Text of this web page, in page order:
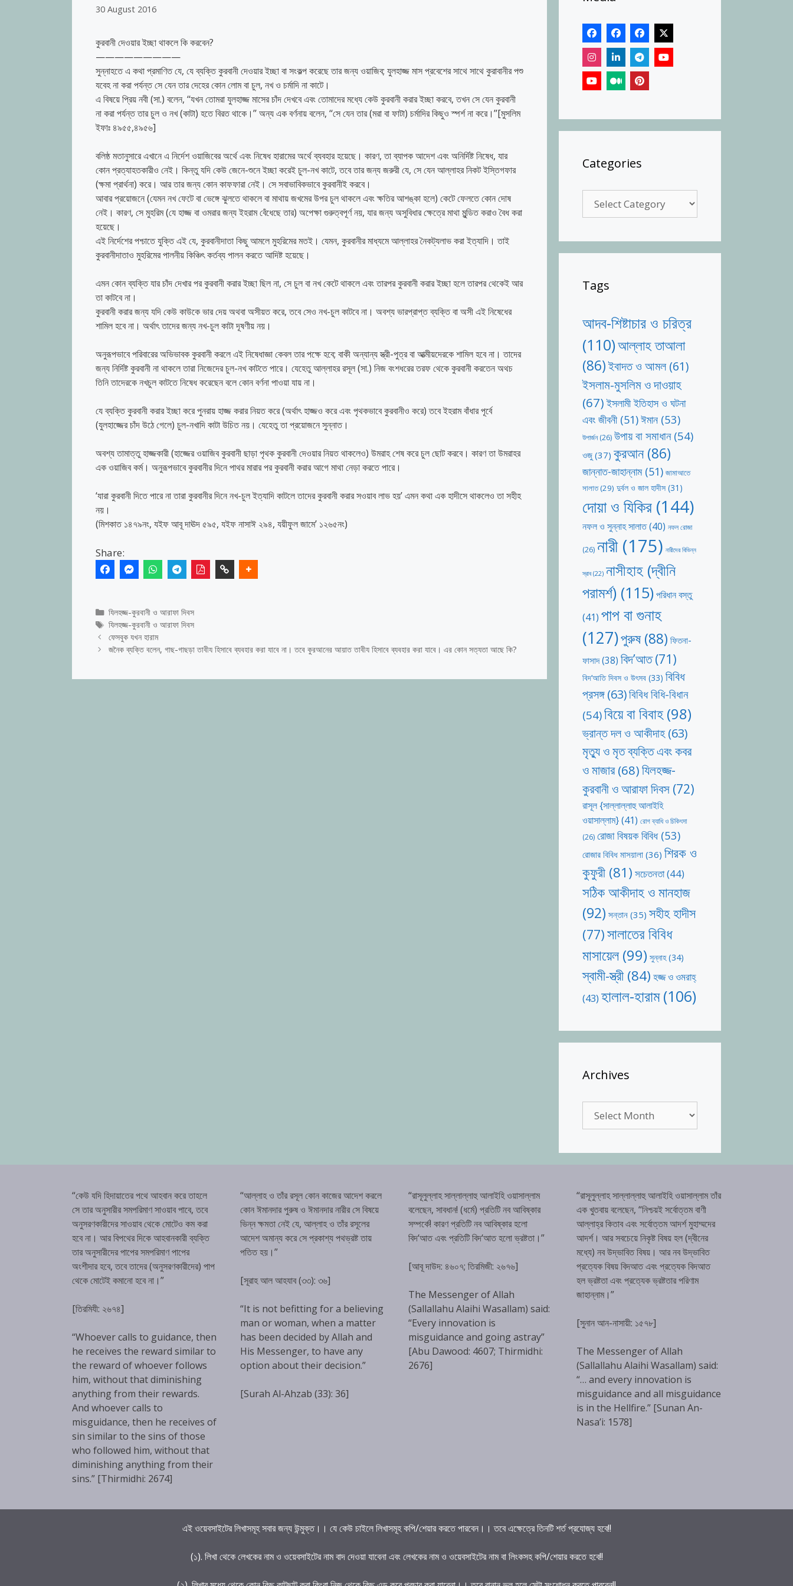
30 August 2016
কুরবানী দেওয়ার ইচ্ছা থাকলে কি করবেন?
—————————
সুন্নাহতে এ কথা প্রমাণিত যে, যে ব্যক্তি কুরবানী দেওয়ার ইচ্ছা বা সংকল্প করেছে তার জন্য ওয়াজিব; যুলহাজ্জ মাস প্রবেশের সাথে সাথে কুরাবানীর পশু
যবেহ না করা পর্যন্ত সে যেন তার দেহের কোন লোম বা চুল, নখ ও চর্মাদি না কাটে।
এ বিষয়ে প্রিয় নবী (সা.) বলেন, ‘‘যখন তোমরা যুলহাজ্জ মাসের চাঁদ দেখবে এবং তোমাদের মধ্যে কেউ কুরবানী করার ইচ্ছা করবে, তখন সে যেন কুরবানী
না করা পর্যন্ত তার চুল ও নখ (কাটা) হতে বিরত থাকে।’’ অন্য এক বর্ণনায় বলেন, ‘‘সে যেন তার (মরা বা ফাটা) চর্মাদির কিছুও স্পর্শ না করে।’’[মুসলিম
ইফাঃ ৪৯৫৫,৪৯৫৬]
বলিষ্ঠ মতানুসারে এখানে এ নির্দেশ ওয়াজিবের অর্থে এবং নিষেধ হারামের অর্থে ব্যবহার হয়েছে। কারণ, তা ব্যাপক আদেশ এবং অনির্দিষ্ট নিষেধ, যার
কোন প্রত্যাহতকারীও নেই। কিন্তু যদি কেউ জেনে-শুনে ইচ্ছা করেই চুল-নখ কাটে, তবে তার জন্য জরুরী যে, সে যেন আল্লাহর নিকট ইস্তিগফার
(ক্ষমা প্রার্থনা) করে। আর তার জন্য কোন কাফফারা নেই। সে সবাভাবিকভাবে কুরবানীই করবে।
আবার প্রয়োজনে (যেমন নখ ফেটে বা ভেঙ্গে ঝুলতে থাকলে বা মাথায় জখমের উপর চুল থাকলে এবং ক্ষতির আশঙ্কা হলে) কেটে ফেলতে কোন দোষ
নেই। কারণ, সে মুহরিম (যে হাজ্জ বা ওমরার জন্য ইহরাম বেঁধেছে তার) অপেক্ষা গুরুত্বপূর্ণ নয়, যার জন্য অসুবিধার ক্ষেত্রে মাথা মুন্ডিত করাও বৈধ করা
হয়েছে।
এই নির্দেশের পশ্চাতে যুক্তি এই যে, কুরবানীদাতা কিছু আমলে মুহরিমের মতই। যেমন, কুরবানীর মাধ্যমে আল্লাহর নৈকট্যলাভ করা ইত্যাদি। তাই
কুরবানীদাতাও মুহরিমের পালনীয় কিঞ্চিৎ কর্তব্য পালন করতে আদিষ্ট হয়েছে।
এমন কোন ব্যক্তি যার চাঁদ দেখার পর কুরবানী করার ইচ্ছা ছিল না, সে চুল বা নখ কেটে থাকলে এবং তারপর কুরবানী করার ইচ্ছা হলে তারপর থেকেই আর
তা কাটবে না।
কুরবানী করার জন্য যদি কেউ কাউকে ভার দেয় অথবা অসীয়ত করে, তবে সেও নখ-চুল কাটবে না। অবশ্য ভারপ্রাপ্ত ব্যক্তি বা অসী এই নিষেধের
শামিল হবে না। অর্থাৎ তাদের জন্য নখ-চুল কাটা দূষণীয় নয়।
অনুরূপভাবে পরিবারের অভিভাবক কুরবানী করলে এই নিষেধাজ্ঞা কেবল তার পক্ষে হবে; বাকী অন্যান্য স্ত্রী-পুত্র বা আত্মীয়দেরকে শামিল হবে না। তাদের
জন্য নির্দিষ্ট কুরবানী না থাকলে তারা নিজেদের চুল-নখ কাটতে পারে। যেহেতু আল্লাহর রসূল (সা.) নিজ বংশধরের তরফ থেকে কুরবানী করতেন অথচ
তিনি তাদেরকে নখচুল কাটতে নিষেধ করেছেন বলে কোন বর্ণনা পাওয়া যায় না।
যে ব্যক্তি কুরবানী করার ইচ্ছা করে পুনরায় হাজ্জ করার নিয়ত করে (অর্থাৎ হাজ্জও করে এবং পৃথকভাবে কুরবানীও করে) তবে ইহরাম বাঁধার পূর্বে
(যুলহাজ্জের চাঁদ উঠে গেলে) চুল-নখাদি কাটা উচিত নয়। যেহেতু তা প্রয়োজনে সুন্নাত।
অবশ্য তামাত্তু হাজ্জকারী (হাজ্জের ওয়াজিব কুরবানী ছাড়া পৃথক কুরবানী দেওয়ার নিয়ত থাকলেও) উমরাহ শেষ করে চুল ছোট করবে। কারণ তা উমরাহর
এক ওয়াজিব কর্ম। অনুরূপভাবে কুরবানীর দিনে পাথর মারার পর কুরবানী করার আগে মাথা নেড়া করতে পারে।
‘যারা কুরবানী দিতে পারে না তারা কুরবানীর দিনে নখ-চুল ইত্যাদি কাটলে তাদের কুরবানী করার সওয়াব লাভ হয়’ এমন কথা এক হাদীসে থাকলেও তা সহীহ
নয়।
(মিশকাত ১৪৭৯নং, যইফ আবূ দাঊদ ৫৯৫, যইফ নাসাঈ ২৯৪, যয়ীফুল জামে’ ১২৬৫নং)
Share:
Categories
যিলহজ্জ-কুরবানী ও আরাফা দিবস
Tags
যিলহজ্জ-কুরবানী ও আরাফা দিবস
ফেসবুক যখন হারাম
জনৈক ব্যক্তি বলেন, গাছ-গাছড়া তাবীয হিসাবে ব্যবহার করা যাবে না। তবে কুরআনের আয়াত তাবীয হিসাবে ব্যবহার করা যাবে। এর কোন সত্যতা আছে কি?
Categories
Tags
আদব-শিষ্টাচার ও চরিত্র
(110)আল্লাহ তাআলা
(86)ইবাদত ও আমল(61)
ইসলাম-মুসলিম ও দাওয়াহ
(67) ইসলামী ইতিহাস ও ঘটনা
এবং জীবনী(51)ঈমান (53)
উপার্জন(26) উপায় বা সমাধান(54)
ওজু (37) কুরআন(86)
জান্নাত-জাহান্নাম(51) জামাআতে
সালাত(29) দুর্বল ও জাল হাদীস (31)
দোয়া ও যিকির (144)
নফল ও সুন্নাহ সালাত(40) নফল রোজা
(26) নারী(175) নারীদের বিভিন্ন
স্রাব(22) নাসীহাহ (দ্বীনি
পরামর্শ) (115)পরিধান বস্তু
(41) পাপ বা গুনাহ
(127)পুরুষ(88) ফিতনা-
ফাসাদ(38) বিদ’আত(71)
বিদ’আতি দিবস ও উৎসব (33) বিবিধ
প্রসঙ্গ(63)বিবিধ বিধি-বিধান
(54)বিয়ে বা বিবাহ (98)
ভ্রান্ত দল ও আকীদাহ(63)
মৃত্যু ও মৃত ব্যক্তি এবং কবর
ও মাজার(68)যিলহজ্জ-
কুরবানী ও আরাফা দিবস (72)
রাসূল {সাল্লাল্লাহু আলাইহি
ওয়াসাল্লাম}(41) রোগ ব্যাধি ও চিকিৎসা
(26) রোজা বিষয়ক বিবিধ(53)
রোজার বিবিধ মাসয়ালা (36) শিরক ও
কুফুরী (81) সচেতনতা(44)
সঠিক আকীদাহ ও মানহাজ
(92) সন্তান (35) সহীহ হাদীস
(77)সালাতের বিবিধ
মাসায়েল(99) সুন্নাহ(34)
স্বামী-স্ত্রী(84) হজ্জ ও ওমরাহ্‌
(43) হালাল-হারাম(106)
Archives
“কেউ যদি হিদায়াতের পথে আহবান করে তাহলে
সে তার অনুসারীর সমপরিমাণ সাওয়াব পাবে, তবে
অনুসরণকারীদের সাওয়াব থেকে মোটেও কম করা
হবে না। আর বিপথের দিকে আহবানকারী ব্যক্তি
তার অনুসারীদের পাপের সমপরিমাণ পাপের
অংশীদার হবে, তবে তাদের (অনুসরণকারীদের) পাপ
থেকে মোটেই কমানো হবে না।”
[তিরমিযী: ২৬৭৪]
“Whoever calls to guidance, then
he receives the reward similar to
the reward of whoever follows
him, without that diminishing
anything from their rewards.
And whoever calls to
misguidance, then he receives of
sin similar to the sins of those
who followed him, without that
diminishing anything from their
sins.” [Thirmidhi: 2674]
“আল্লাহ ও তাঁর রসূল কোন কাজের আদেশ করলে
কোন ঈমানদার পুরুষ ও ঈমানদার নারীর সে বিষয়ে
ভিন্ন ক্ষমতা নেই যে, আল্লাহ ও তাঁর রসূলের
আদেশ অমান্য করে সে প্রকাশ্য পথভ্রষ্ট তায়
পতিত হয়।”
[সূরাহ আল আহযাব (৩৩): ৩৬]
“It is not befitting for a believing
man or woman, when a matter
has been decided by Allah and
His Messenger, to have any
option about their decision.”
[Surah Al-Ahzab (33): 36]
“রাসূলুল্লাহ সাল্লাল্লাহু আলাইহি ওয়াসাল্লাম
বলেছেন, সাবধান! (ধর্মে) প্রতিটি নব আবিষ্কার
সম্পর্কে! কারণ প্রতিটি নব আবিষ্কার হলো
বিদ‘আত এবং প্রতিটি বিদ‘আত হলো ভ্রষ্টতা।”
[আবূ দাউদ: ৪৬০৭; তিরমিজী: ২৬৭৬]
The Messenger of Allah
(Sallallahu Alaihi Wasallam) said:
“Every innovation is
misguidance and going astray”
[Abu Dawood: 4607; Thirmidhi:
2676]
“রাসূলুল্লাহ সাল্লাল্লাহু আলাইহি ওয়াসাল্লাম তাঁর
এক খুতবায় বলেছেন, “নিশ্চয়ই সর্বোত্তম বাণী
আল্লাহ্‌র কিতাব এবং সর্বোত্তম আদর্শ মুহাম্মদের
আদর্শ। আর সবচেয়ে নিকৃষ্ট বিষয় হল (দ্বীনের
মধ্যে) নব উদ্ভাবিত বিষয়। আর নব উদ্ভাবিত
প্রত্যেক বিষয় বিদআত এবং প্রত্যেক বিদআত
হল ভ্রষ্টতা এবং প্রত্যেক ভ্রষ্টতার পরিণাম
জাহান্নাম।”
[সুনান আন-নাসায়ী: ১৫৭৮]
The Messenger of Allah
(Sallallahu Alaihi Wasallam) said:
“… and every innovation is
misguidance and all misguidance
is in the Hellfire.” [Sunan An-
Nasa’i: 1578]
এই ওয়েবসাইটের লিখাসমূহ সবার জন্য উন্মুক্ত।। যে কেউ চাইলে লিখাসমূহ কপি/শেয়ার করতে পারবেন।। তবে এক্ষেত্রে তিনটি শর্ত প্রযোজ্য হবে!!
(১). লিখা থেকে লেখকের নাম ও ওয়েবসাইটের নাম বাদ দেওয়া যাবেনা এবং লেখকের নাম ও ওয়েবসাইটের নাম বা লিংকসহ কপি/শেয়ার করতে হবে!!